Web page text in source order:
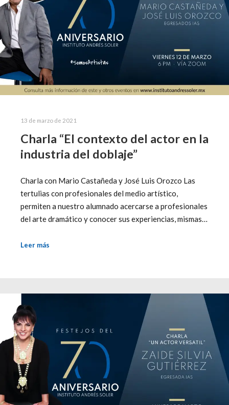
y conocer sus experiencias, mismas que contribuyen en
el…
Leer más
13 de marzo de 2021
Charla “El contexto del actor en la
industria del doblaje”
Charla con Mario Castañeda y José Luis Orozco Las
tertulias con profesionales del medio artístico,
permiten a nuestro alumnado acercarse a profesionales
del arte dramático y conocer sus experiencias, mismas…
Leer más